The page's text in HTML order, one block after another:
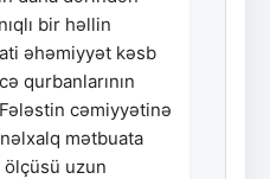
bir həllin
əhəmiyyət kəsb
qurbanlarının
cəmiyyətinə
mətbuata
uzun